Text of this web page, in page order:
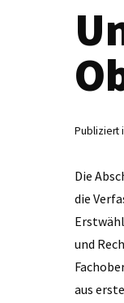
Publiziert
Die
die
und
aus